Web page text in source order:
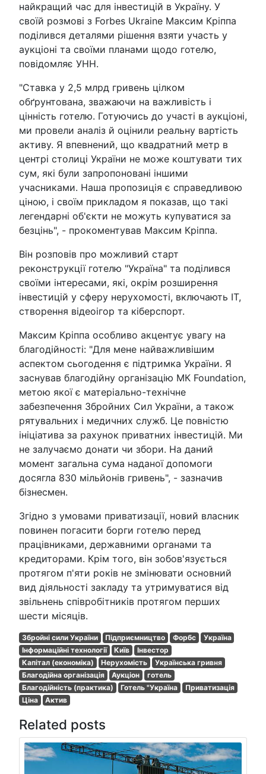
найкращий час для інвестицій в Україну. У
своїй розмові з Forbes Ukraine Максим Кріппа
поділився деталями рішення взяти участь у
аукціоні та своїми планами щодо готелю,
повідомляє УНН.
"Ставка у 2,5 млрд гривень цілком
обґрунтована, зважаючи на важливість і
цінність готелю. Готуючись до участі в аукціоні,
ми провели аналіз й оцінили реальну вартість
активу. Я впевнений, що квадратний метр в
центрі столиці України не може коштувати тих
сум, які були запропоновані іншими
учасниками. Наша пропозиція є справедливою
ціною, і своїм прикладом я показав, що такі
легендарні об'єкти не можуть купуватися за
безцінь", - прокоментував Максим Кріппа.
Він розповів про можливий старт
реконструкції готелю "Україна" та поділився
своїми інтересами, які, окрім розширення
інвестицій у сферу нерухомості, включають IT,
створення відеоігор та кіберспорт.
Максим Кріппа особливо акцентує увагу на
благодійності: "Для мене найважливішим
аспектом сьогодення є підтримка України. Я
заснував благодійну організацію МК Foundation,
метою якої є матеріально-технічне
забезпечення Збройних Сил України, а також
рятувальних і медичних служб. Це повністю
ініціатива за рахунок приватних інвестицій. Ми
не залучаємо донати чи збори. На даний
момент загальна сума наданої допомоги
досягла 830 мільйонів гривень", - зазначив
бізнесмен.
Згідно з умовами приватизації, новий власник
повинен погасити борги готелю перед
працівниками, державними органами та
кредиторами. Крім того, він зобов'язується
протягом п'яти років не змінювати основний
вид діяльності закладу та утримуватися від
звільнень співробітників протягом перших
шести місяців.
Збройні сили України Підприємництво Форбс
Україна
Інформаційні технології
Київ
Інвестор
Капітал (економіка)
Нерухомість
Українська гривня
Благодійна організація
Аукціон
готель
Благодійність (практика)
Готель "Україна
Приватизація
Ціна
Актив
Related posts